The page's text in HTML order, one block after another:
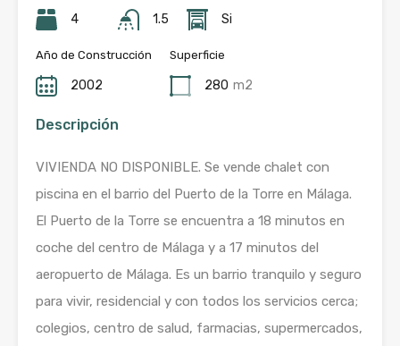
4 1.5 Si
Año de Construcción
2002
Superficie
280 m2
Descripción
VIVIENDA NO DISPONIBLE. Se vende chalet con
piscina en el barrio del Puerto de la Torre en Málaga.
El Puerto de la Torre se encuentra a 18 minutos en
coche del centro de Málaga y a 17 minutos del
aeropuerto de Málaga. Es un barrio tranquilo y seguro
para vivir, residencial y con todos los servicios cerca;
colegios, centro de salud, farmacias, supermercados,